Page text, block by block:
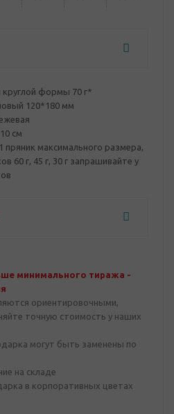
формы 70 г*
120*180 мм
см
пряник максимального размера,
60 г, 45 г, 30 г запрашивайте у
минимального тиража -
ориентировочными,
точную стоимость у наших
могут быть заменены по
на складе
в корпоративных цветах